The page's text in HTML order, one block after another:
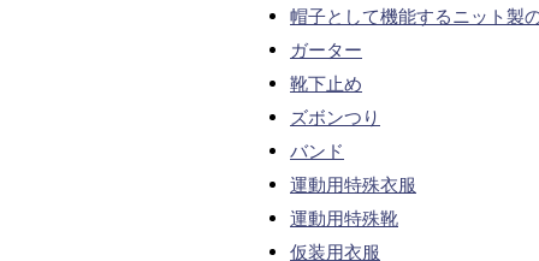
帽子として機能するニット製
ガーター
靴下止め
ズボンつり
バンド
運動用特殊衣服
運動用特殊靴
仮装用衣服